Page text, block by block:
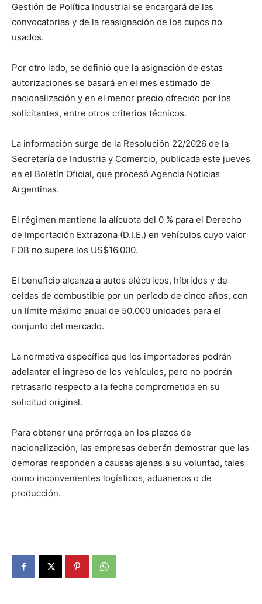
Gestión de Política Industrial se encargará de las
convocatorias y de la reasignación de los cupos no
usados.
Por otro lado, se definió que la asignación de estas
autorizaciones se basará en el mes estimado de
nacionalización y en el menor precio ofrecido por los
solicitantes, entre otros criterios técnicos.
La información surge de la Resolución 22/2026 de la
Secretaría de Industria y Comercio, publicada este jueves
en el Boletín Oficial, que procesó Agencia Noticias
Argentinas.
El régimen mantiene la alícuota del 0 % para el Derecho
de Importación Extrazona (D.I.E.) en vehículos cuyo valor
FOB no supere los US$16.000.
El beneficio alcanza a autos eléctricos, híbridos y de
celdas de combustible por un período de cinco años, con
un límite máximo anual de 50.000 unidades para el
conjunto del mercado.
La normativa específica que los importadores podrán
adelantar el ingreso de los vehículos, pero no podrán
retrasarlo respecto a la fecha comprometida en su
solicitud original.
Para obtener una prórroga en los plazos de
nacionalización, las empresas deberán demostrar que las
demoras responden a causas ajenas a su voluntad, tales
como inconvenientes logísticos, aduaneros o de
producción.